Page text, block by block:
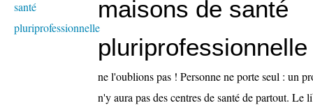
maisons de santé
pluriprofessionnelle
ne l'oublions pas ! Personne ne porte seul : un
n'y aura pas des centres de santé de partout. Le